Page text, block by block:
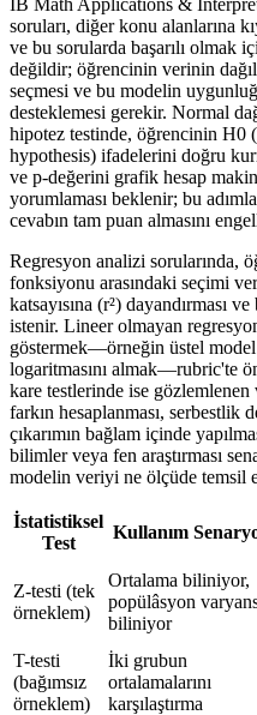
soruları, diğer konu alanlarına
ve bu sorularda başarılı olmak
değildir; öğrencinin verinin
seçmesi ve bu modelin
desteklemesi gerekir. Normal
hipotez testinde, öğrencinin H0
hypothesis) ifadelerini doğru
ve p-değerini grafik hesap
yorumlaması beklenir; bu
cevabın tam puan almasını
Regresyon analizi sorularında,
fonksiyonu arasındaki seçimi
katsayısına (r²) dayandırması
istenir. Lineer olmayan
göstermek—örneğin üstel
logaritmasını almak—rubric'te
kare testlerinde ise gözlemlenen
farkın hesaplanması, serbestlik
çıkarımın bağlam içinde
bilimler veya fen araştırması
modelin veriyi ne ölçüde temsil
İstatistiksel
Test
Kullanım
Z-testi (tek
örneklem)
Ortalama biliniyor,
popülâsyon
biliniyor
T-testi
(bağımsız
örneklem)
İki grubun
ortalamalarını
karşılaştırma